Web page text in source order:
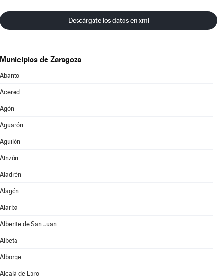
Descárgate los datos en xml
Municipios de Zaragoza
Abanto
Acered
Agón
Aguarón
Aguilón
Ainzón
Aladrén
Alagón
Alarba
Alberite de San Juan
Albeta
Alborge
Alcalá de Ebro